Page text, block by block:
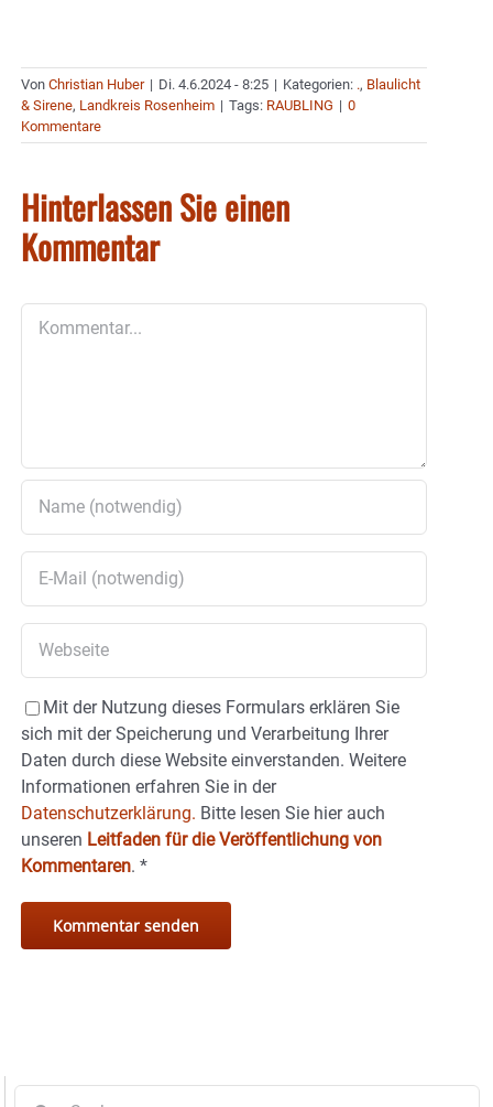
Von Christian Huber | Di. 4.6.2024 - 8:25 | Kategorien: ., Blaulicht
& Sirene, Landkreis Rosenheim | Tags: RAUBLING | 0
Kommentare
Hinterlassen Sie einen
Kommentar
Mit der Nutzung dieses Formulars erklären Sie
sich mit der Speicherung und Verarbeitung Ihrer
Daten durch diese Website einverstanden. Weitere
Informationen erfahren Sie in der
Datenschutzerklärung. Bitte lesen Sie hier auch
unseren Leitfaden für die Veröffentlichung von
Kommentaren. *